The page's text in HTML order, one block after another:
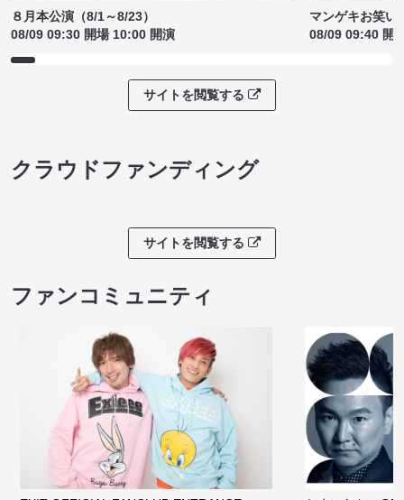
８月本公演（8/1～8/23）
08/09 09:30 開場 10:00 開演
マンゲキお笑い
08/09 09:40 開
サイトを閲覧する
クラウドファンディング
サイトを閲覧する
ファンコミュニティ